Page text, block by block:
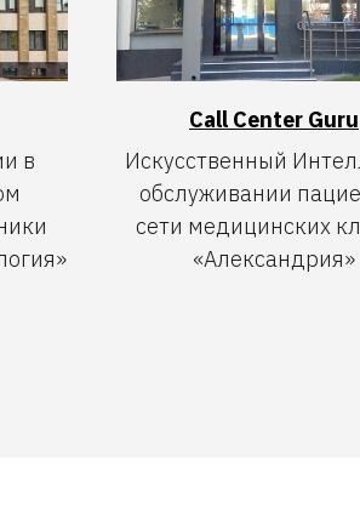
в
Call Center Guru
Искусственный
обслуживании
сети медицинских
«Александрия»